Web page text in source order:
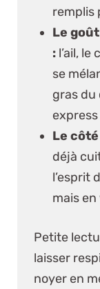
remplis
Le
: l’ail,
se
gras du
Le
déjà
l’esprit
mais
Petite
laisser
noyer en